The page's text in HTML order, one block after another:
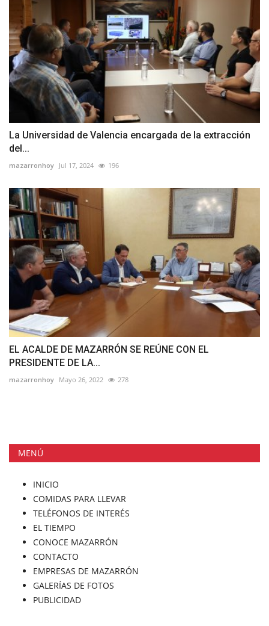
La Universidad de Valencia encargada de la extracción
del...
mazarronhoy Jul 17, 2024 196
EL ACALDE DE MAZARRÓN SE REÚNE CON EL
PRESIDENTE DE LA...
mazarronhoy Mayo 26, 2022 278
MENÚ
INICIO
COMIDAS PARA LLEVAR
TELÉFONOS DE INTERÉS
EL TIEMPO
CONOCE MAZARRÓN
CONTACTO
EMPRESAS DE MAZARRÓN
GALERÍAS DE FOTOS
PUBLICIDAD